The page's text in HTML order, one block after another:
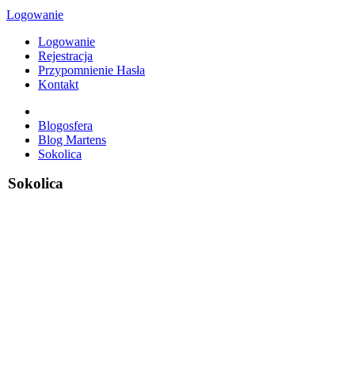
Logowanie
Logowanie
Rejestracja
Przypomnienie Hasła
Kontakt
Blogosfera
Blog Martens
Sokolica
Sokolica